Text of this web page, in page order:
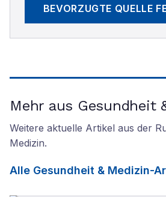
BEVORZUGTE QUELLE
Mehr aus Gesundheit
Weitere aktuelle Artikel aus der
Medizin.
Alle Gesundheit & Medizin-